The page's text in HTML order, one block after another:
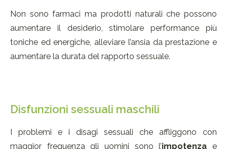
Non sono farmaci ma prodotti naturali che possono
aumentare il desiderio, stimolare performance più
toniche ed energiche, alleviare l’ansia da prestazione e
aumentare la durata del rapporto sessuale.
Disfunzioni sessuali maschili
I problemi e i disagi sessuali che affliggono con
maggior frequenza gli uomini sono l’impotenza e